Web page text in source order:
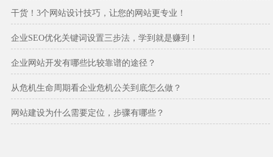
干货！3个网站设计技巧，让您的网站更专业！
企业SEO优化关键词设置三步法，学到就是赚到！
企业网站开发有哪些比较靠谱的途径？
从危机生命周期看企业危机公关到底怎么做？
网站建设为什么需要定位，步骤有哪些？